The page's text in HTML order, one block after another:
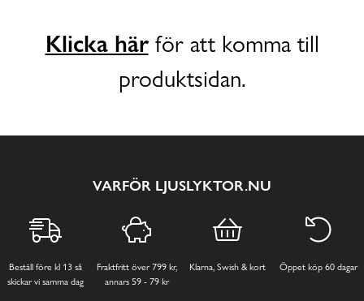
Klicka härför att komma till
produktsidan.
VARFÖR LJUSLYKTOR.NU
Beställ före kl 13 så
skickar vi samma dag
Fraktfritt över 799 kr,
annars 59 - 79 kr
Klarna, Swish & kort Öppet köp 60 dagar